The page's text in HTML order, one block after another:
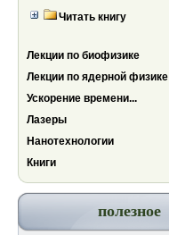
Читать книгу
Лекции по биофизике
Лекции по ядерной физике
Ускорение времени...
Лазеры
Нанотехнологии
Книги
полезное